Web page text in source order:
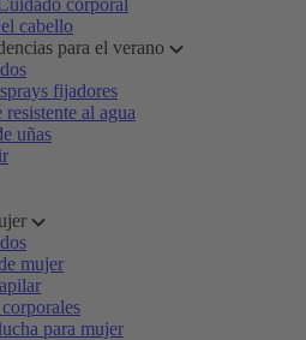
corporal
cabello
para el verano
fijadores
al agua
uñas
mujer
para mujer